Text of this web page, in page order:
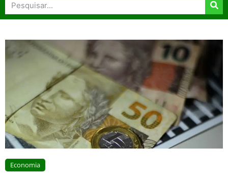
Economia